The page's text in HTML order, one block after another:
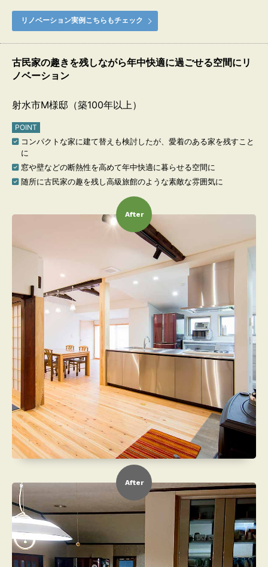
リノベーション実例こちらもチェック
古民家の趣きを残しながら年中快適に過ごせる空間にリ
ノベーション
射水市M様邸（築100年以上）
POINT
コンパクトな家に建て替えも検討したが、愛着のある家を残すこと
に
窓や壁などの断熱性を高めて年中快適に暮らせる空間に
随所に古民家の趣を残し高級旅館のような素敵な雰囲気に
After
After